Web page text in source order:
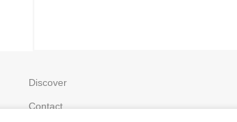
Discover
Contact